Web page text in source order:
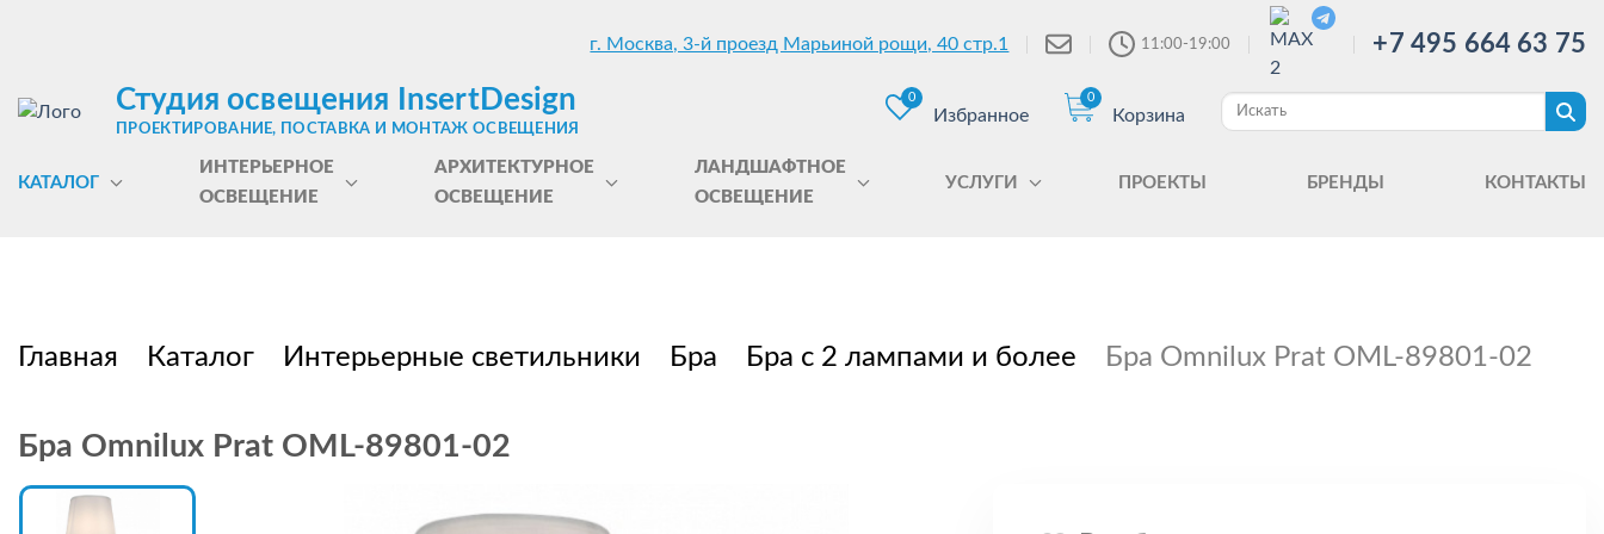
г. Москва, 3-й проезд Марьиной рощи, 40 стр.1 11:00-19:00 +7 495 664 63 75
Студия освещения InsertDesign
ПРОЕКТИРОВАНИЕ, ПОСТАВКА И МОНТАЖ ОСВЕЩЕНИЯ
0
Избранное
0
Корзина
КАТАЛОГ
ИНТЕРЬЕРНОЕ
ОСВЕЩЕНИЕ
АРХИТЕКТУРНОЕ
ОСВЕЩЕНИЕ
ЛАНДШАФТНОЕ
ОСВЕЩЕНИЕ
УСЛУГИ ПРОЕКТЫ БРЕНДЫ КОНТАКТЫ
Главная Каталог Интерьерные светильники Бра Бра с 2 лампами и более Бра Omnilux Prat OML-89801-02
Бра Omnilux Prat OML-89801-02